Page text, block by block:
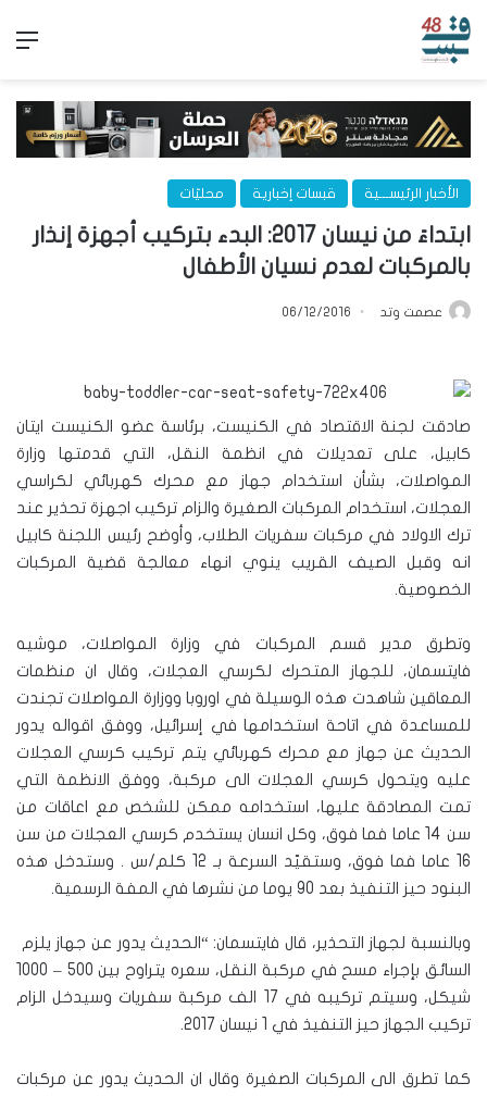
الأخبار الرئيســـية قبسات إخبارية محليّات
ابتداءً من نيسان 2017: البدء بتركيب أجهزة إنذار
بالمركبات لعدم نسيان الأطفال
عصمت وتد 06/12/2016
صادقت لجنة الاقتصاد في الكنيست، برئاسة عضو الكنيست ايتان
كابيل، على تعديلات في انظمة النقل، التي قدمتها وزارة
المواصلات، بشأن استخدام جهاز مع محرك كهربائي لكراسي
العجلات، استخدام المركبات الصغيرة والزام تركيب اجهزة تحذير عند
ترك الاولاد في مركبات سفريات الطلاب، وأوضح رئيس اللجنة كابيل
انه وقبل الصيف القريب ينوي انهاء معالجة قضية المركبات
الخصوصية.
وتطرق مدير قسم المركبات في وزارة المواصلات، موشيه
فايتسمان، للجهاز المتحرك لكرسي العجلات، وقال ان منظمات
المعاقين شاهدت هذه الوسيلة في اوروبا ووزارة المواصلات تجندت
للمساعدة في اتاحة استخدامها في إسرائيل، ووفق اقواله يدور
الحديث عن جهاز مع محرك كهربائي يتم تركيب كرسي العجلات
عليه ويتحول كرسي العجلات الى مركبة، ووفق الانظمة التي
تمت المصادقة عليها، استخدامه ممكن للشخص مع اعاقات من
سن 14 عاما فما فوق، وكل انسان يستخدم كرسي العجلات من سن
16 عاما فما فوق، وستقيّد السرعة بـ 12 كلم/س . وستدخل هذه
البنود حيز التنفيذ بعد 90 يوما من نشرها في المفة الرسمية.
وبالنسبة لجهاز التحذير، قال فايتسمان: “الحديث يدور عن جهاز يلزم
السائق بإجراء مسح في مركبة النقل، سعره يتراوح بين 500 – 1000
شيكل، وسيتم تركيبه في 17 الف مركبة سفريات وسيدخل الزام
تركيب الجهاز حيز التنفيذ في 1 نيسان 2017.
كما تطرق الى المركبات الصغيرة وقال ان الحديث يدور عن مركبات